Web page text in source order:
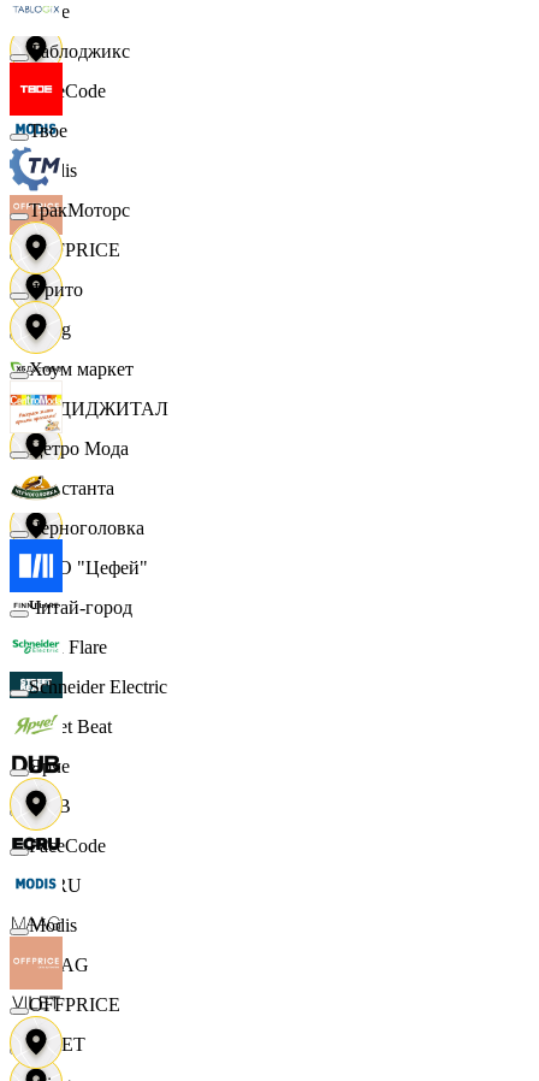
Ярче
FaceCode
Modis
OFFPRICE
string
X5 ДИДЖИТАЛ
Константа
ООО "Цефей"
Finn Flare
Street Beat
DUB
ECRU
MAAG
VILET
Таблоджикс
Твое
ТракМоторс
Фрито
Хоум маркет
Цетро Мода
Черноголовка
Читай-город
Schneider Electric
Ярче
FaceCode
Modis
OFFPRICE